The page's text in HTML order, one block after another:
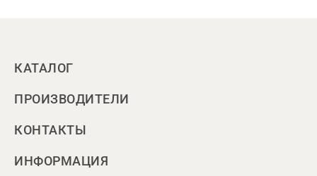
КАТАЛОГ
ПРОИЗВОДИТЕЛИ
КОНТАКТЫ
ИНФОРМАЦИЯ